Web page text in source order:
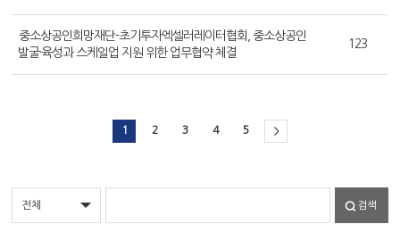
중소상공인희망재단-초기투자엑셀러레이터협회, 중소상공인
발굴·육성과 스케일업 지원 위한 업무협약 체결
123
1 2 3 4 5 >
검색